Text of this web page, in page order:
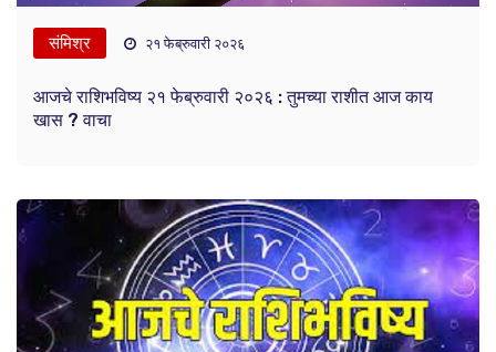
संमिश्र २१ फेब्रुवारी २०२६
आजचे राशिभविष्य २१ फेब्रुवारी २०२६ : तुमच्या राशीत आज काय
खास ? वाचा